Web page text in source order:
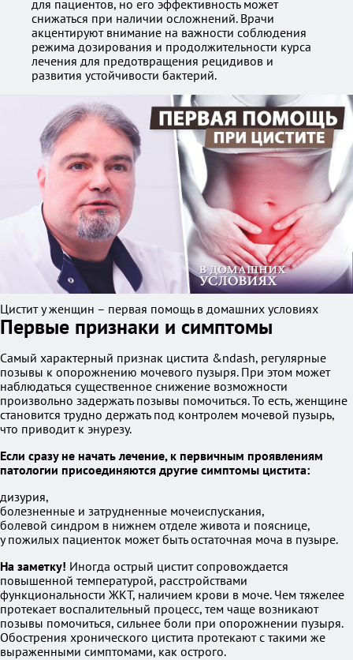
для пациентов, но его эффективность может
снижаться при наличии осложнений. Врачи
акцентируют внимание на важности соблюдения
режима дозирования и продолжительности курса
лечения для предотвращения рецидивов и
развития устойчивости бактерий.
Цистит у женщин – первая помощь в домашних условиях
Первые признаки и симптомы
Самый характерный признак цистита &ndash, регулярные
позывы к опорожнению мочевого пузыря. При этом может
наблюдаться существенное снижение возможности
произвольно задержать позывы помочиться. То есть, женщине
становится трудно держать под контролем мочевой пузырь,
что приводит к энурезу.
Если сразу не начать лечение, к первичным проявлениям
патологии присоединяются другие симптомы цистита:
дизурия,
болезненные и затрудненные мочеиспускания,
болевой синдром в нижнем отделе живота и пояснице,
у пожилых пациенток может быть остаточная моча в пузыре.
На заметку! Иногда острый цистит сопровождается
повышенной температурой, расстройствами
функциональности ЖКТ, наличием крови в моче. Чем тяжелее
протекает воспалительный процесс, тем чаще возникают
позывы помочиться, сильнее боли при опорожнении пузыря.
Обострения хронического цистита протекают с такими же
выраженными симптомами, как острого.